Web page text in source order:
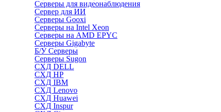
Серверы для видеонаблюдения
Сервер для ИИ
Серверы Gooxi
Серверы на Intel Xeon
Серверы на AMD EPYC
Серверы Gigabyte
Б/У Серверы
Серверы Sugon
СХД DELL
СХД HP
СХД IBM
СХД Lenovo
СХД Huawei
СХД Inspur